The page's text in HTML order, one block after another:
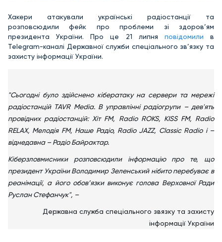
Хакери атакували українські радіостанції та
розповсюдили фейк про проблеми зі здоров’ям
президента України. Про це 21 липня повідомили в
Telegram-каналі Державної служби спеціального зв’язку та
захисту інформації України.
"Сьогодні було здійснено кібератаку на сервери та мережі
радіостанцій TAVR Media. В управлінні радіогрупи – дев'ять
провідних радіостанцій: Хіт FM, Radio ROKS, KISS FM, Radio
RELAX, Мелодія FM, Наше Радіо, Radio JAZZ, Classic Radio і –
віднедавна – Радіо Байрактар.
Кіберзловмисники розповсюдили інформацію про те, що
президент України Володимир Зеленський нібито перебуває в
реанімації, а його обов’язки виконує голова Верховної Ради
Руслан Стефанчук", –
Державна служба спеціального звязку та захисту
інформації України